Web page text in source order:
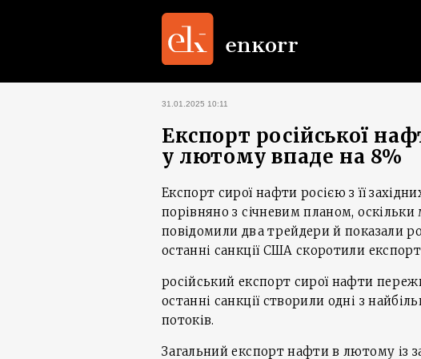
31.01.2025 10:11
Експорт російської
у лютому впаде на 8%
Експорт сирої нафти росією з її
порівняно з січневим планом,
повідомили два трейдери й показали
останні санкції США скоротили
російський експорт сирої нафти
останні санкції створили одні з
потоків.
Загальний експорт нафти в лютому із